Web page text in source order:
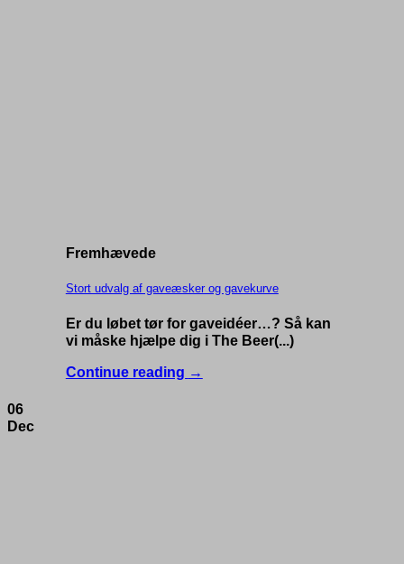
Fremhævede
Stort udvalg af gaveæsker og gavekurve
Er du løbet tør for gaveidéer…? Så kan
vi måske hjælpe dig i The Beer(...)
Continue reading →
06
Dec